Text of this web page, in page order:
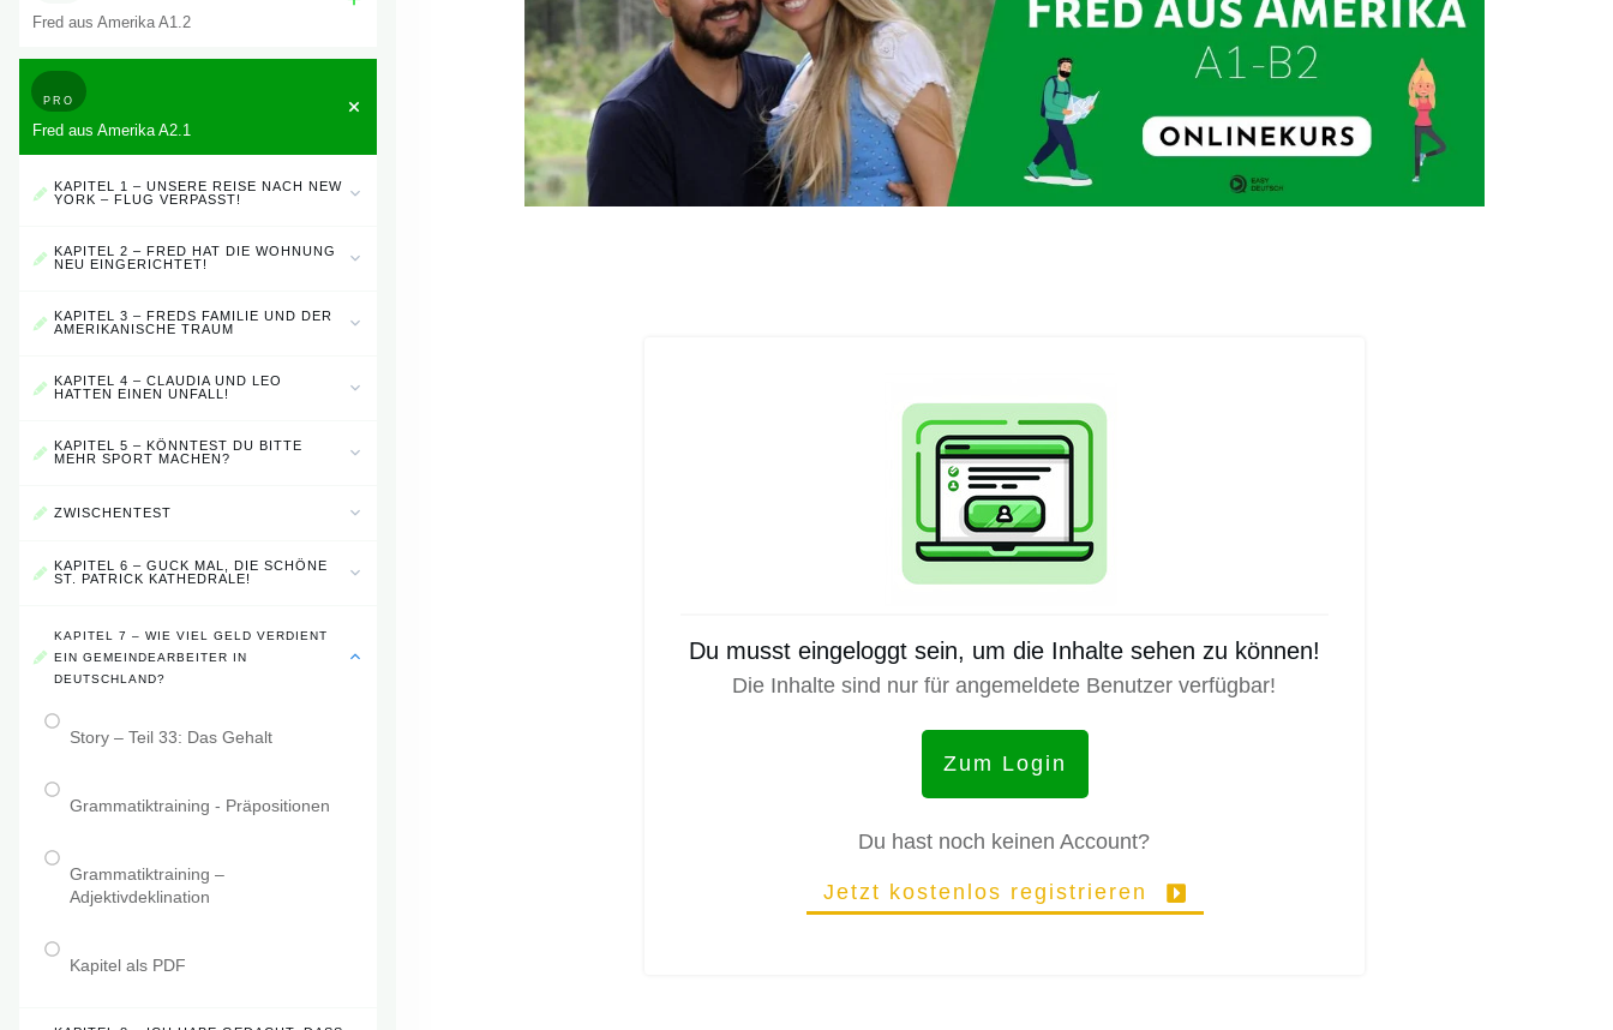
Du musst eingeloggt sein, um die Inhalte sehen zu können!
Die Inhalte sind nur für angemeldete Benutzer verfügbar!
Zum Login
Du hast noch keinen Account?
Jetzt kostenlos registrieren
Fred aus Amerika A1.2
PRO
Fred aus Amerika A2.1
KAPITEL 1 – UNSERE REISE NACH NEW
YORK – FLUG VERPASST!
KAPITEL 2 – FRED HAT DIE WOHNUNG
NEU EINGERICHTET!
KAPITEL 3 – FREDS FAMILIE UND DER
AMERIKANISCHE TRAUM
KAPITEL 4 – CLAUDIA UND LEO
HATTEN EINEN UNFALL!
KAPITEL 5 – KÖNNTEST DU BITTE
MEHR SPORT MACHEN?
ZWISCHENTEST
KAPITEL 6 – GUCK MAL, DIE SCHÖNE
ST. PATRICK KATHEDRALE!
KAPITEL 7 – WIE VIEL GELD VERDIENT
EIN GEMEINDEARBEITER IN
DEUTSCHLAND?
Story – Teil 33: Das Gehalt
Grammatiktraining - Präpositionen
Grammatiktraining –
Adjektivdeklination
Kapitel als PDF